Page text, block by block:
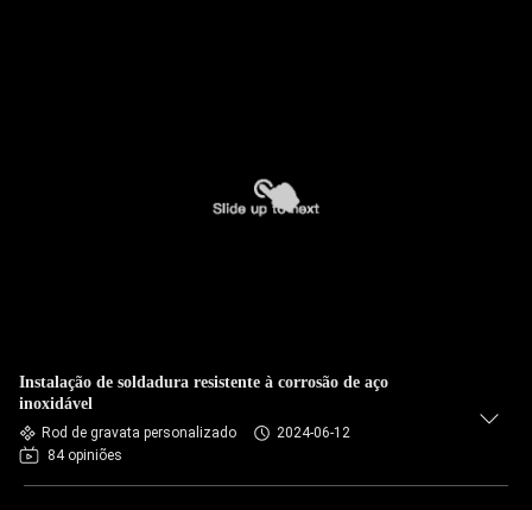
Instalação de soldadura resistente à corrosão de aço
inoxidável
Rod de gravata personalizado
2024-06-12
84 opiniões